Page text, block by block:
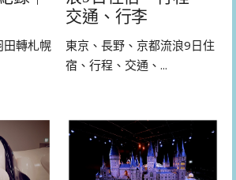
田轉札幌
交通、行李
東京、長野、京都流浪9日住
宿、行程、交通、...